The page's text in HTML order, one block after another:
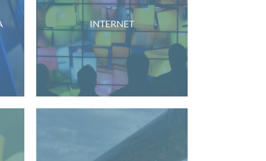
INTERNET